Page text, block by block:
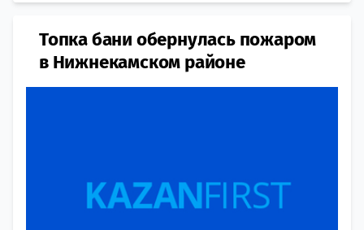
Топка бани обернулась пожаром
в Нижнекамском районе